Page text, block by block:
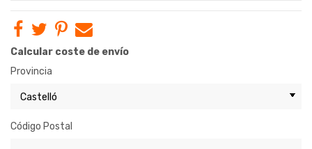
Calcular coste de envío
Provincia
Código Postal